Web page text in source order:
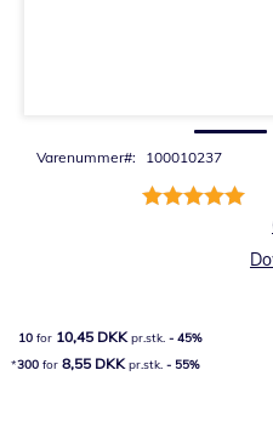
Varenummer 100010237
Bedømmelse:
10 for 10,45 DKK pr.stk.- 45%
300 for8,55 DKK pr.stk.- 55%